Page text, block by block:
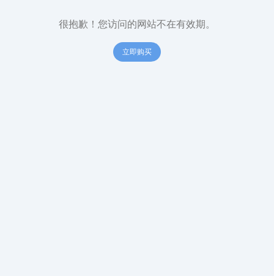
很抱歉！您访问的网站不在有效期。
立即购买